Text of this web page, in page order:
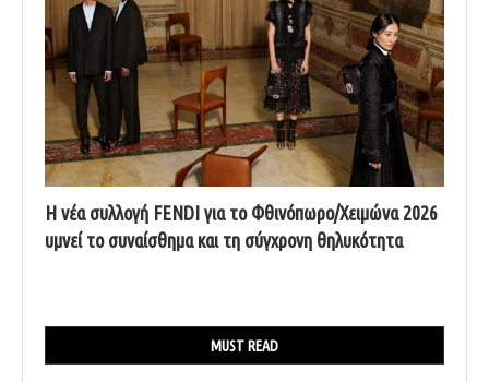
Η νέα συλλογή FENDI για το Φθινόπωρο/Χειμώνα 2026
υμνεί το συναίσθημα και τη σύγχρονη θηλυκότητα
MUST READ